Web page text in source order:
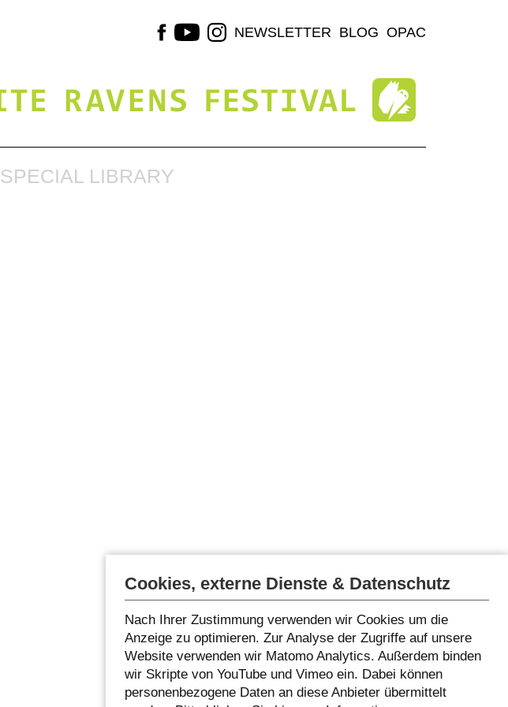
NEWSLETTER BLOG OPAC
SPECIAL LIBRARY
Cookies, externe Dienste & Datenschutz
Nach Ihrer Zustimmung verwenden wir Cookies um die
Anzeige zu optimieren. Zur Analyse der Zugriffe auf unsere
Website verwenden wir Matomo Analytics. Außerdem binden
wir Skripte von YouTube und Vimeo ein. Dabei können
personenbezogene Daten an diese Anbieter übermittelt